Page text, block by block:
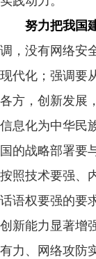
努力把我国
调，没有网络安
现代化；强调要
各方，创新发展
信息化为中华民
国的战略部署要
按照技术要强、
话语权要强的要
创新能力显著增
有力、网络攻防